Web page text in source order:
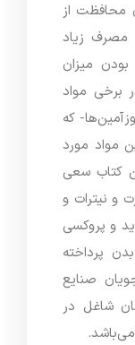
محافظت از
مصرف زیاد
میزان
برخی مواد
که
مواد مورد
کتاب سعی
و نیترات و
و پروکسی
پرداخته
صنایع
شاغل در